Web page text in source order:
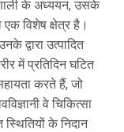
के अध्ययन, उसके
एक विशेष क्षेत्र है।
द्वारा उत्पादित
में प्रतिदिन घटित
करते हैं, जो
वे चिकित्सा
स्थितियों के निदान